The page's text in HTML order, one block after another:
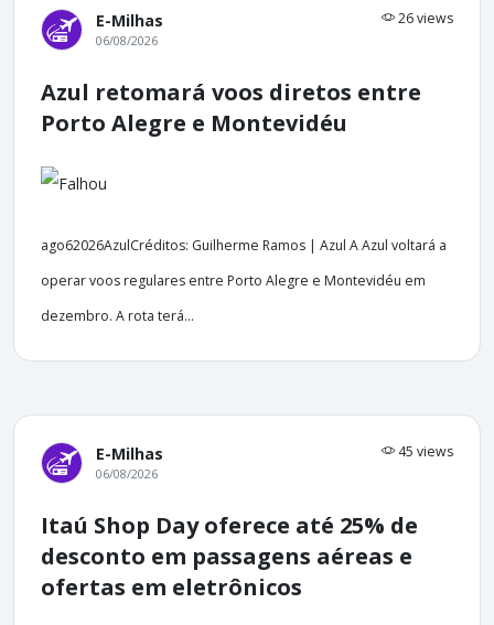
E-Milhas 26 views
06/08/2026
Azul retomará voos diretos entre
Porto Alegre e Montevidéu
ago62026AzulCréditos: Guilherme Ramos | Azul A Azul voltará a
operar voos regulares entre Porto Alegre e Montevidéu em
dezembro. A rota terá...
E-Milhas 45 views
06/08/2026
Itaú Shop Day oferece até 25% de
desconto em passagens aéreas e
ofertas em eletrônicos